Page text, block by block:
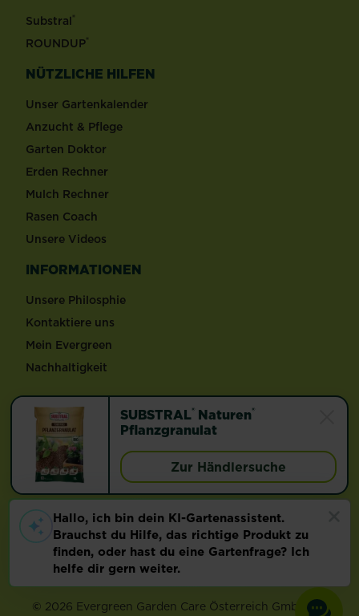
SUBSTRAL® Naturen®
Pflanzgranulat
Zur Händlersuche
Substral®
ROUNDUP®
NÜTZLICHE HILFEN
Unser Gartenkalender
Anzucht & Pflege
Garten Doktor
Erden Rechner
Mulch Rechner
Rasen Coach
Unsere Videos
INFORMATIONEN
Unsere Philosphie
Kontaktiere uns
Mein Evergreen
Nachhaltigkeit
Folge LiebeDeinenGarten
Länderauswahl
Footer
Impressum & AGB Datenschutz
© 2026 Evergreen Garden Care Österreich GmbH